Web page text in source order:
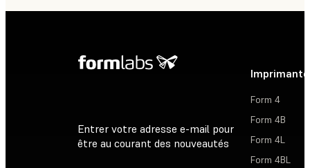
Entrer votre adresse e-mail pour
être au courant des nouveautés
Form 4
Form 4B
Form 4L
Form 4BL